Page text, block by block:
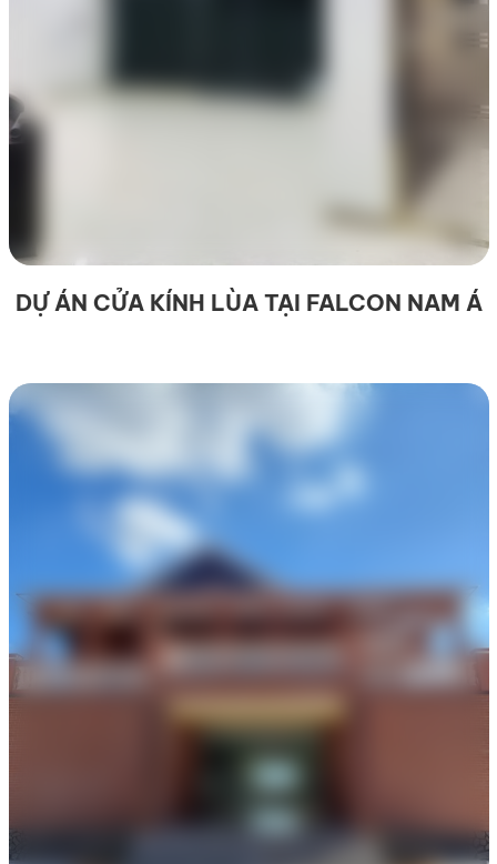
DỰ ÁN CỬA KÍNH LÙA TẠI FALCON NAM Á